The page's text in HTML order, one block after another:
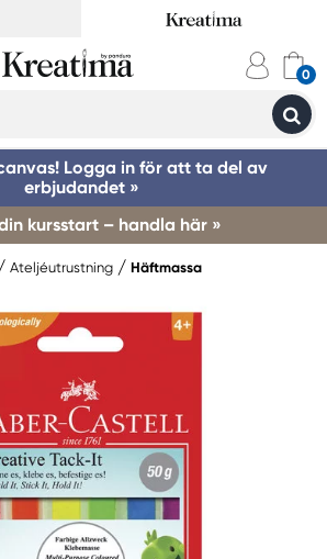
Logga in för att ta del av
erbjudandet »
kursstart – handla här »
Ateljéutrustning Häftmassa